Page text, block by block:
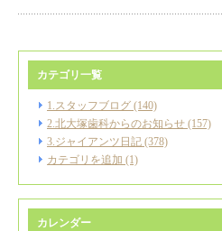
カテゴリ一覧
1.スタッフブログ (140)
2.北大塚歯科からのお知らせ (157)
3.ジャイアンツ日記 (378)
カテゴリを追加 (1)
カレンダー